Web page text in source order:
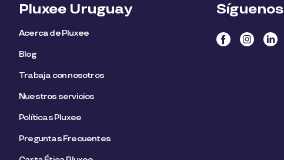
Pluxee Uruguay
Acerca de Pluxee
Blog
Trabaja con nosotros
Nuestros servicios
Políticas Pluxee
Preguntas Frecuentes
Síguenos